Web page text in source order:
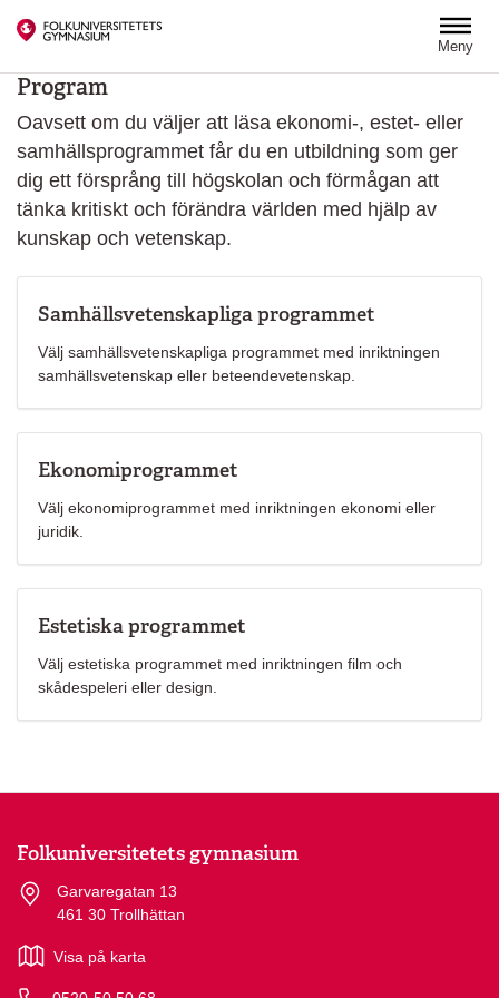
Meny
Program
Oavsett om du väljer att läsa ekonomi-, estet- eller
samhällsprogrammet får du en utbildning som ger
dig ett försprång till högskolan och förmågan att
tänka kritiskt och förändra världen med hjälp av
kunskap och vetenskap.
Samhällsvetenskapliga programmet
Välj samhällsvetenskapliga programmet med inriktningen
samhällsvetenskap eller beteendevetenskap.
Ekonomiprogrammet
Välj ekonomiprogrammet med inriktningen ekonomi eller
juridik.
Estetiska programmet
Välj estetiska programmet med inriktningen film och
skådespeleri eller design.
Folkuniversitetets gymnasium
Garvaregatan 13
461 30 Trollhättan
Visa på karta